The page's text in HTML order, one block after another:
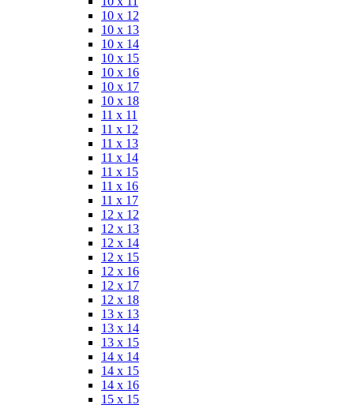
10 x 12
10 x 13
10 x 14
10 x 15
10 x 16
10 x 17
10 x 18
11 x 11
11 x 12
11 x 13
11 x 14
11 x 15
11 x 16
11 x 17
12 x 12
12 x 13
12 x 14
12 x 15
12 x 16
12 x 17
12 x 18
13 x 13
13 x 14
13 x 15
14 x 14
14 x 15
14 x 16
15 x 15